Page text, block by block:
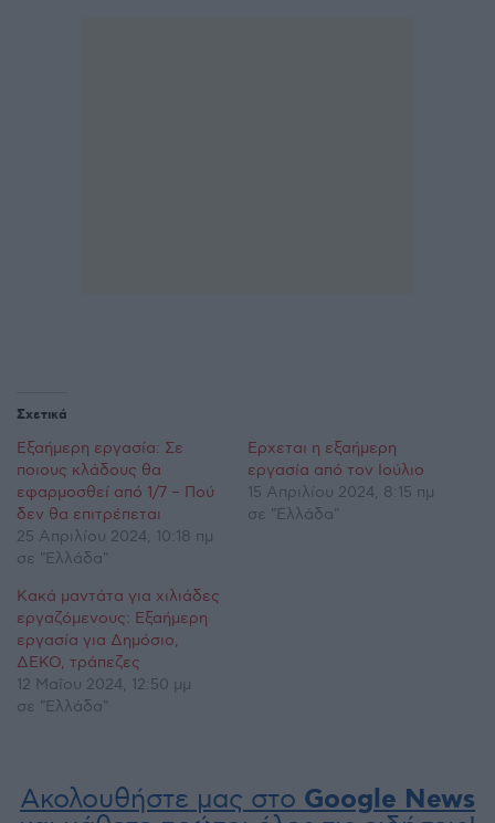
Σχετικά
Εξαήμερη εργασία: Σε
ποιους κλάδους θα
εφαρμοσθεί από 1/7 – Πού
δεν θα επιτρέπεται
25 Απριλίου 2024, 10:18 πμ
σε "Ελλάδα"
Ερχεται η εξαήμερη
εργασία από τον Ιούλιο
15 Απριλίου 2024, 8:15 πμ
σε "Ελλάδα"
Κακά μαντάτα για χιλιάδες
εργαζόμενους: Εξαήμερη
εργασία για Δημόσιο,
ΔΕΚΟ, τράπεζες
12 Μαΐου 2024, 12:50 μμ
σε "Ελλάδα"
Ακολουθήστε μας στο Google News